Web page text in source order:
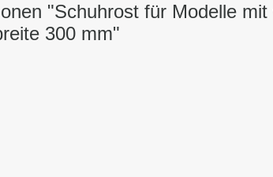
"Schuhrost für Modelle
300 mm"